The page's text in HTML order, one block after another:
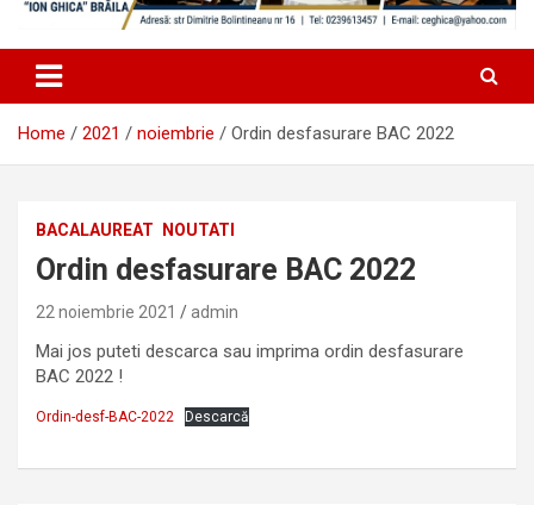
Home 2021 noiembrie Ordin desfasurare BAC 2022
BACALAUREAT NOUTATI
Ordin desfasurare BAC 2022
22 noiembrie 2021 admin
Mai jos puteti descarca sau imprima ordin desfasurare
BAC 2022 !
Ordin-desf-BAC-2022 Descarcă